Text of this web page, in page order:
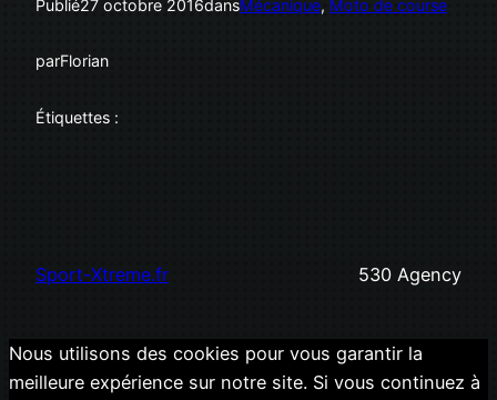
Publié27 octobre 2016dansMécanique, Moto de course
parFlorian
Étiquettes :
Sport-Xtreme.fr 530 Agency
Nous utilisons des cookies pour vous garantir la
meilleure expérience sur notre site. Si vous continuez à